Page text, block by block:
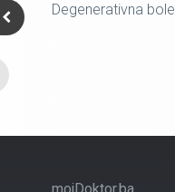
Degenerativna